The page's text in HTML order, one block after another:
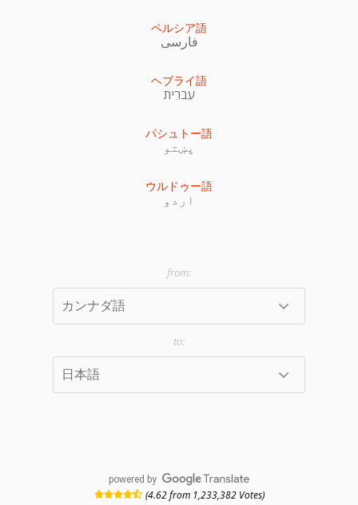
ペルシア語
فارسی
ヘブライ語
עִברִית
パシュトー語
پښتو
ウルドゥー語
اردو
powered by
(4.62 from 1,233,382 Votes)